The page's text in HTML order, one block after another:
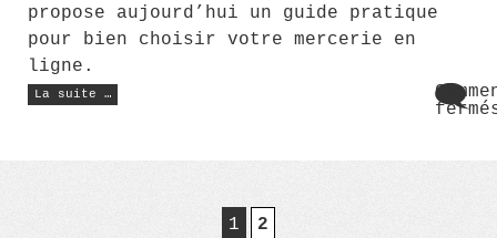
propose aujourd’hui un guide pratique
pour bien choisir votre mercerie en
ligne.
La suite …
« Quelle
mercerie
1 2